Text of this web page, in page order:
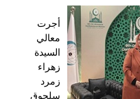
أجرت
معالي
السيدة
زهراء
زمرد
سلجوق